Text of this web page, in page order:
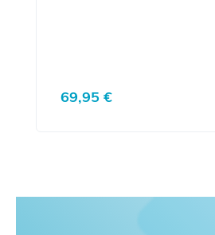
Regulärer Preis:
69,95 €